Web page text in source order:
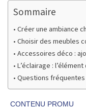
Sommaire
Créer une ambiance
Choisir des meubles
Accessoires déco :
L’éclairage :
Questions fréquentes